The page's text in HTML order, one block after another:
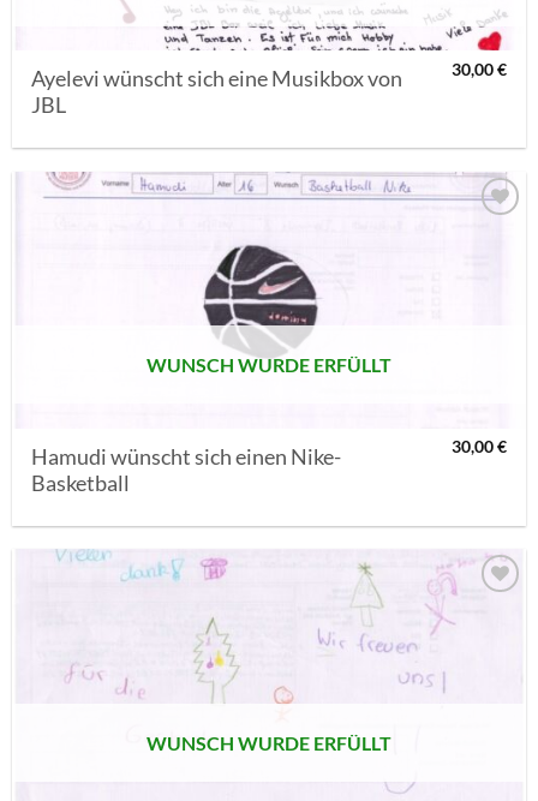
Ayelevi wünscht sich eine Musikbox von
JBL
30,00€
WUNSCH WURDE ERFÜLLT
Hamudi wünscht sich einen Nike-
Basketball
30,00€
AUF MEINE
MERKLISTE
WUNSCH WURDE ERFÜLLT